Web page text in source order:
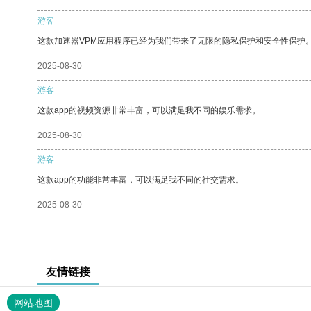
游客
这款加速器VPM应用程序已经为我们带来了无限的隐私保护和安全性保护
2025-08-30
游客
这款app的视频资源非常丰富，可以满足我不同的娱乐需求。
2025-08-30
游客
这款app的功能非常丰富，可以满足我不同的社交需求。
2025-08-30
友情链接
网站地图